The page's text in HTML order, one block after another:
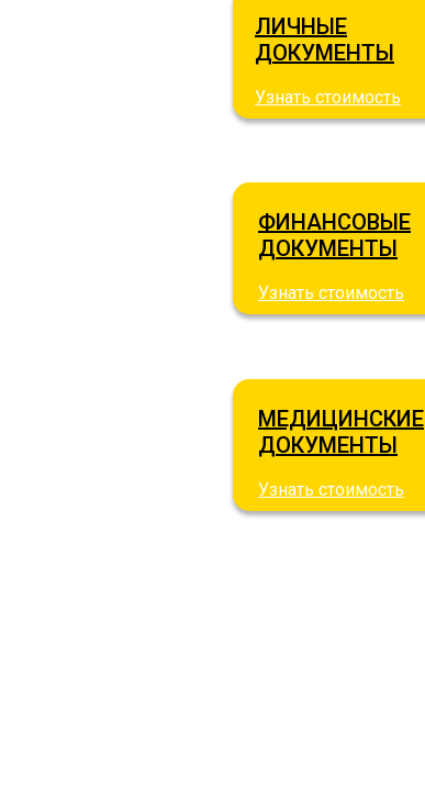
ЛИЧНЫЕ
ДОКУМЕНТЫ
Узнать стоимость
ФИНАНСОВЫЕ
ДОКУМЕНТЫ
Узнать стоимость
МЕДИЦИНСКИЕ
ДОКУМЕНТЫ
Узнать стоимость